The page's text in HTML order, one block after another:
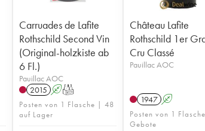
Carruades de Lafite
Rothschild Second Vin
(Original-holzkiste ab
6 Fl.)
Pauillac AOC
2015 AT
Posten von 1 Flasche | 48
auf Lager
Château Lafite
Rothschild 1er
Cru Classé
Pauillac AOC
1947 A
Posten von 1
Gebote